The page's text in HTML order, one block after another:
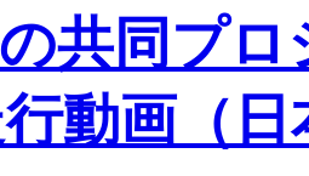
共同プロ
動画（